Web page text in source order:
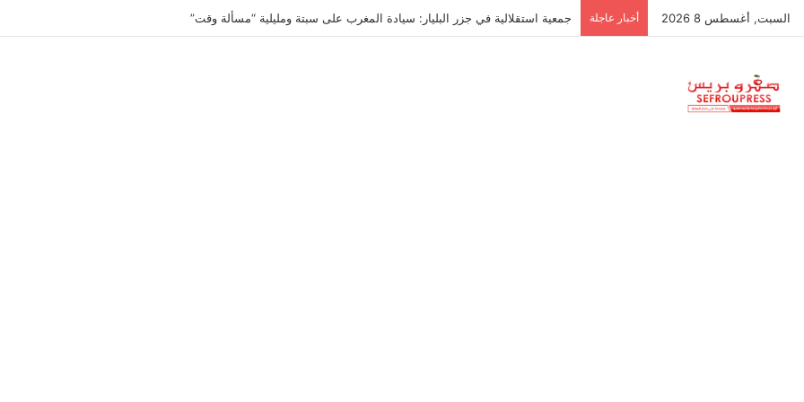
السبت, أغسطس 8 2026 أخبار عاجلة جمعية استقلالية في جزر البليار: سيادة المغرب على سبتة ومليلية “مسألة وقت”